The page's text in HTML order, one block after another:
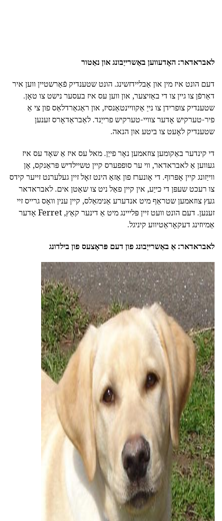
לאבראדאר: האָדעווען באַשרייַבונג און נאַטור
דעם הונט איז מין און אַבליידזשינג. הונט שטענדיק פֿאַרשטיין ווען איר
דאַרפֿן צו גיין צו די באַזיצער, און ווען עס איז בעסער נישט צו טאָן.
שטענדיק צופרידן צו נייַ אַקוויינטאַנסיז, און ראַגאַרדלאַס פון צי אַ
פיר-טערקיש אָדער צוויי-טערקיש פרייַנד. לאַבראַדאָרס זענען
שטענדיק לאָעט צו ביטע און הנאה.
די קינדער באַקומען צוזאמען נאָר פייַן. מאל עס איז אַ שאָד עס איז
געווען אַ לאבראדאר, ווי ער סופפערס קיין טשיילדיש פּראַנקס, אָן
ווייַזונג קיין אָפּרוף. די אָונערז פון אַזאַ הינט זאָל זיין געלערנט זייער קידס
צו רעכט שעפּן די כייַע, אין קיין פאַל ניט צו שאַטן אים. לאבראדאר
געץ צוזאמען שטראַף מיט אנדערע אַנימאַלס, קיין ענין וואָס גרייס זיי
זענען. דעם הונט וועט זיין פּלייינג מיט אַ דינער קאַץ, Ferret אָדער
אַמיוזינג דעקאָראַטיווע קיניגל.
לאבראדאר: אַ באַשרייַבונג פון דעם פּראָצעס פון בילדונג
ad